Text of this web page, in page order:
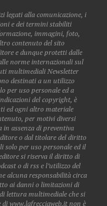
legati alla comunicazione, i
e dei termini stabiliti
immagini, foto,
contenuto del sito
e dunque protetti dalle
norme internazionali sul
multimediali Newsletter
destinati a un utilizzo
per uso personale ed a
del copyright, è
ed ogni altro materiale
per motivi diversi
in assenza di preventiva
o dal titolare del diritto
solo per uso personale ed il
si riserva il diritto di
o di rss e l’utilizzo del
alcuna responsabilità circa
ai danni o limitazioni di
lettura multimediale che si
www.lafrecciaweb.it non è